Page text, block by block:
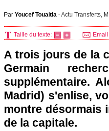
Par Youcef Touaitia -Actu Transferts,
Taille du texte: Email
A trois jours de la
Germain
supplémentaire.
Madrid) s'enlise,
montre désormais
de la capitale.